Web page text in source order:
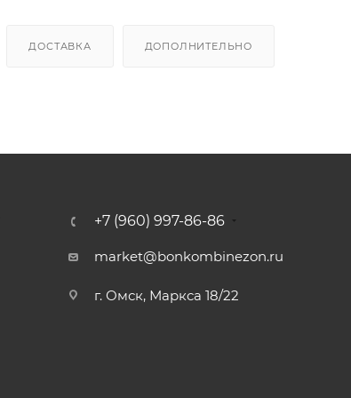
ДОСТАВКА ДОПОЛНИТЕЛЬНО
+7 (960) 997-86-86
market@bonkombinezon.ru
г. Омск, Маркса 18/22